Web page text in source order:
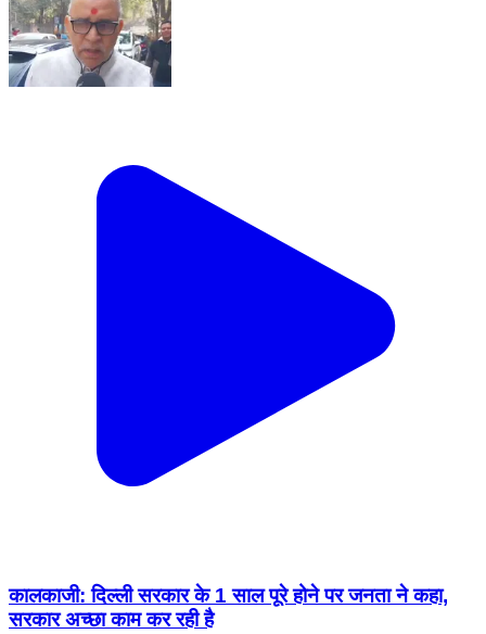
कालकाजी: दिल्ली सरकार के 1 साल पूरे होने पर जनता ने कहा,
सरकार अच्छा काम कर रही है